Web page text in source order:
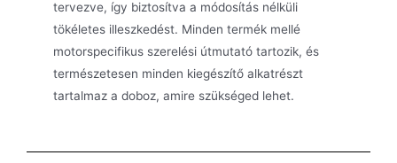
tervezve, így biztosítva a módosítás nélküli
tökéletes illeszkedést. Minden termék mellé
motorspecifikus szerelési útmutató tartozik, és
természetesen minden kiegészítő alkatrészt
tartalmaz a doboz, amire szükséged lehet.